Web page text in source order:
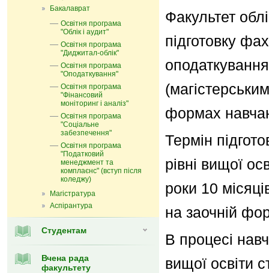
Бакалаврат
Освітня програма
"Облік і аудит"
Освітня програма
"Диджитал-облік"
Освітня програма
"Оподаткування"
Освітня програма
"Фінансовий
моніторинг і аналіз"
Освітня програма
"Соціальне
забезпечення"
Освітня програма
"Податковий
менеджмент та
комплаєнс" (вступ після
коледжу)
Магістратура
Аспірантура
Студентам
Вчена рада
факультету
Факультет
підготовку
формах
Термін
рівні вищої
роки 10
на заочній
В процесі
вищої освіти